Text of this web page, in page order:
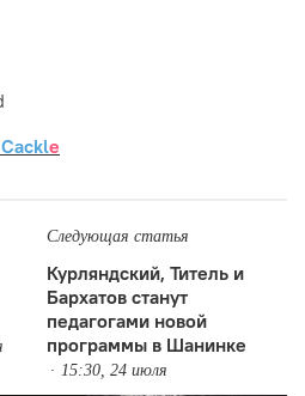
Cackle
Следующая статья
Курляндский, Титель и
Бархатов станут
педагогами новой
программы в Шанинке
15:30, 24 июля